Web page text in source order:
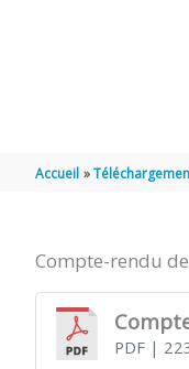
Accueil
Compte-rendu
PDF|